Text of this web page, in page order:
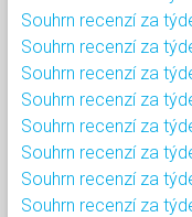
Souhrn recenzí za
Souhrn recenzí za
Souhrn recenzí za
Souhrn recenzí za
Souhrn recenzí za
Souhrn recenzí za
Souhrn recenzí za
Souhrn recenzí za